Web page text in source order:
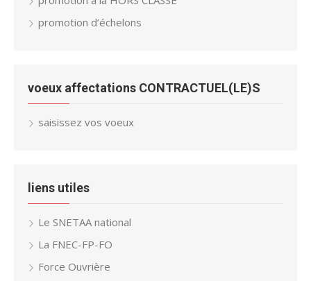
promotion d’échelons
voeux affectations CONTRACTUEL(LE)S
saisissez vos voeux
liens utiles
Le SNETAA national
La FNEC-FP-FO
Force Ouvrière